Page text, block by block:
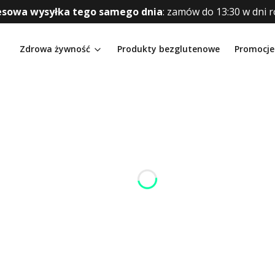
wysyłka tego samego dnia: zamów do 13:30 w dni
Zdrowa żywność Produkty bezglutenowe Promocje